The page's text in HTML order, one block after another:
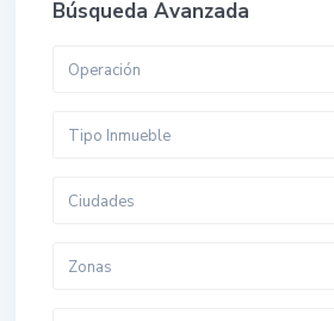
Búsqueda Avanzada
Operación
Tipo Inmueble
Ciudades
Zonas